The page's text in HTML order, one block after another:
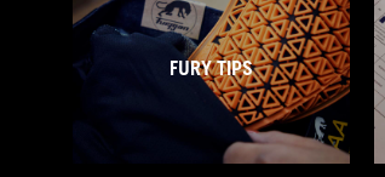
FURY TIPS